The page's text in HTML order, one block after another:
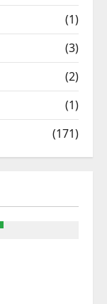
(1)
(3)
(2)
(1)
(171)